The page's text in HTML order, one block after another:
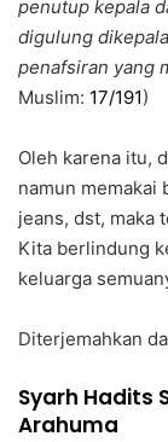
penutup kepala
digulung
penafsiran yang
Muslim: 17/191)
Oleh karena itu,
namun memakai
jeans, dst, maka
Kita berlindung
keluarga
Diterjemahkan
Syarh Hadits
Arahuma